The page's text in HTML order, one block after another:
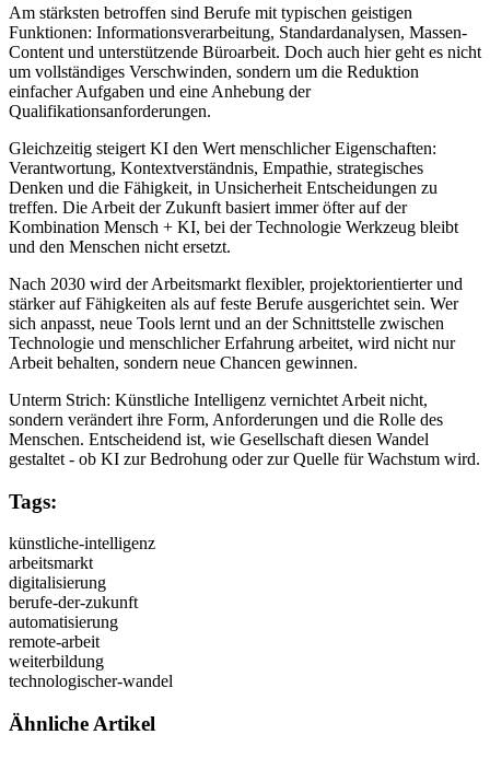
Am stärksten betroffen sind Berufe mit typischen geistigen
Funktionen: Informationsverarbeitung, Standardanalysen, Massen-
Content und unterstützende Büroarbeit. Doch auch hier geht es nicht
um vollständiges Verschwinden, sondern um die Reduktion
einfacher Aufgaben und eine Anhebung der
Qualifikationsanforderungen.
Gleichzeitig steigert KI den Wert menschlicher Eigenschaften:
Verantwortung, Kontextverständnis, Empathie, strategisches
Denken und die Fähigkeit, in Unsicherheit Entscheidungen zu
treffen. Die Arbeit der Zukunft basiert immer öfter auf der
Kombination Mensch + KI, bei der Technologie Werkzeug bleibt
und den Menschen nicht ersetzt.
Nach 2030 wird der Arbeitsmarkt flexibler, projektorientierter und
stärker auf Fähigkeiten als auf feste Berufe ausgerichtet sein. Wer
sich anpasst, neue Tools lernt und an der Schnittstelle zwischen
Technologie und menschlicher Erfahrung arbeitet, wird nicht nur
Arbeit behalten, sondern neue Chancen gewinnen.
Unterm Strich: Künstliche Intelligenz vernichtet Arbeit nicht,
sondern verändert ihre Form, Anforderungen und die Rolle des
Menschen. Entscheidend ist, wie Gesellschaft diesen Wandel
gestaltet - ob KI zur Bedrohung oder zur Quelle für Wachstum wird.
Tags:
künstliche-intelligenz
arbeitsmarkt
digitalisierung
berufe-der-zukunft
automatisierung
remote-arbeit
weiterbildung
technologischer-wandel
Ähnliche Artikel